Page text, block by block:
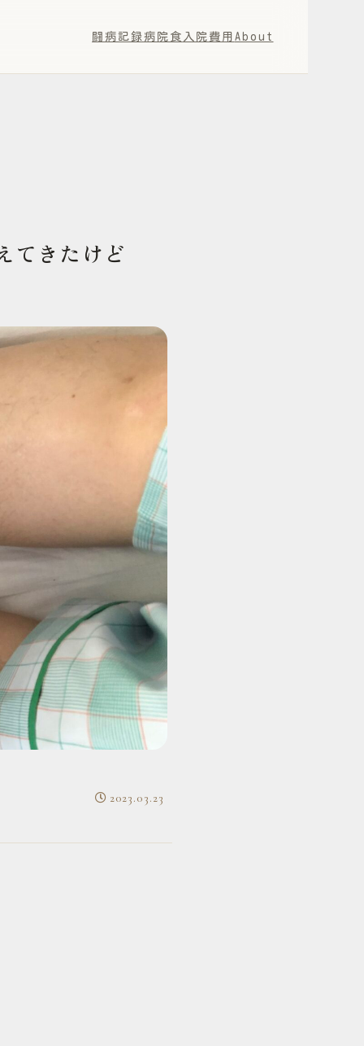
闘病記録病院食 入院費用 About
てきたけど
2023.03.23